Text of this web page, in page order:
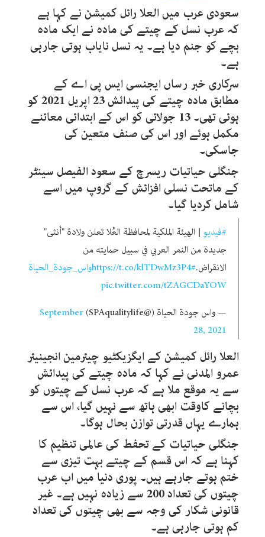
seconds
سعودی عرب میں العلا رائل کمیشن نے کہا ہے
کہ عرب نسل کے چیتے کی مادہ نے ایک مادہ
بچے کو جنم دیا ہے۔ یہ نسل نایاب ہوتی جارہی
ہے۔
سرکاری خبر رساں ایجنسی ایس پی اے کے
مطابق مادہ چیتے کی پیدائش 23 اپریل 2021 کو
ہوئی تھی۔ 13 جولائی کو اس کے ابتدائی معائنے
مکمل ہوئے اور اس کی صنف متعین کی
جاسکی۔
جنگلی حیاتیات ریسرچ کے سعود الفیصل سینٹر
کے ماتحت نسلی افزائش کے گروپ میں اسے
شامل کردیا گیا۔
#فيديو | الهيئة الملكية لمحافظة العُلا تعلن ولادة "أنثى"
جديدة من النمر العربي في سبيل حمايته من
الانقراض. https://t.co/klTDwMz3P4#واس_جودة_الحياة
pic.twitter.com/tZAGCDaYOW
— واس جودة الحياة (@SPAqualitylife)
September
28, 2021
العلا رائل کمیشن کے ایگزیکٹیو چیئرمین انجینیئر
عمرو المدنی نے کہا کہ مادہ چیتے کی پیدائش
سے یہ موقع ملا ہے کہ عرب نسل کے چیتوں کو
بچانے کاوقت ابھی ہاتھ سے نہیں گیا، اس سے
ہمارے یہاں قدرتی توازن بحال ہوگا۔
جنگلی حیاتیات کے تحفط کی عالمی تنظیم کا
کہنا ہے کہ اس قسم کے چیتے بہت تیزی سے
ختم ہوتے جارہے ہیں۔ پوری دنیا میں اب عرب
چیتوں کی تعداد 200 سے زیادہ نہیں ہے۔ غیر
قانونی شکار کی وجہ سے بھی چیتوں کی تعداد
کم ہوتی جارہی ہے۔